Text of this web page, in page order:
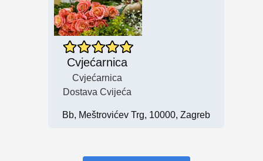
Cvjećarnica
Cvjećarnica
Dostava Cvijeća
Bb, Meštrovićev Trg, 10000, Zagreb